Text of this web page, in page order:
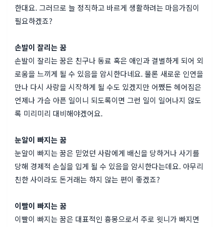
한대요. 그러므로 늘 정직하고 바르게 생활하려는 마음가짐이
필요하겠죠?
손발이 잘리는 꿈
손발이 잘리는 꿈은 친구나 동료 혹은 애인과 결별하게 되어 외
로움을 느끼게 될 수 있음을 암시한다네요. 물론 새로운 인연을
만나 다시 사랑을 시작하게 될 수도 있겠지만 어쨌든 헤어짐은
언제나 가슴 아픈 일이니 되도록이면 그런 일이 일어나지 않도
록 미리미리 대비해야겠어요.
눈알이 빠지는 꿈
눈알이 빠지는 꿈은 믿었던 사람에게 배신을 당하거나 사기를
당해 경제적 손실을 입게 될 수 있음을 암시한다는데요. 아무리
친한 사이라도 돈거래는 하지 않는 편이 좋겠죠?
이빨이 빠지는 꿈
이빨이 빠지는 꿈은 대표적인 흉몽으로서 주로 윗니가 빠지면